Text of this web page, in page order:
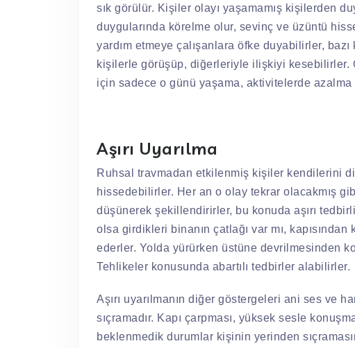
sık görülür. Kişiler olayı yaşamamış kişilerden
duygularında körelme olur, sevinç ve üzüntü
yardım etmeye çalışanlara öfke duyabilirler, bazı
kişilerle görüşüp, diğerleriyle ilişkiyi kesebilirler.
için sadece o günü yaşama, aktivitelerde
Aşırı Uyarılma
Ruhsal travmadan etkilenmiş kişiler kendilerini
hissedebilirler. Her an o olay tekrar olacakmış
düşünerek şekillendirirler, bu konuda aşırı
olsa girdikleri binanın çatlağı var mı,
ederler. Yolda yürürken üstüne devrilmesinden
Tehlikeler konusunda abartılı tedbirler alabilirler.
Aşırı uyarılmanın diğer göstergeleri ani ses ve
sıçramadır. Kapı çarpması, yüksek sesle
beklenmedik durumlar kişinin yerinden